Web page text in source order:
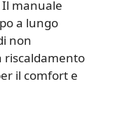
manuale
a lungo
non
riscaldamento
il comfort e